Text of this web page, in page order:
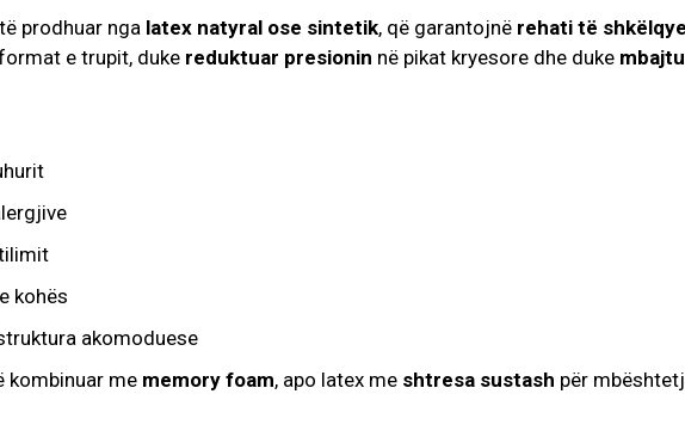
prodhuar nga latex natyral ose sintetik, që garantojnë rehati të
e trupit, duke reduktuar presionin në pikat kryesore dhe duke
kohës
akomoduese
kombinuar me memory foam, apo latex me shtresa sustash për